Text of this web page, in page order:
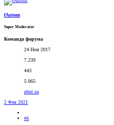
fAntom
Super Moderator
Команда форума
24 Ноя 2017
7.239
443
5.065
ubnt.su
2 Фев 2021
#6